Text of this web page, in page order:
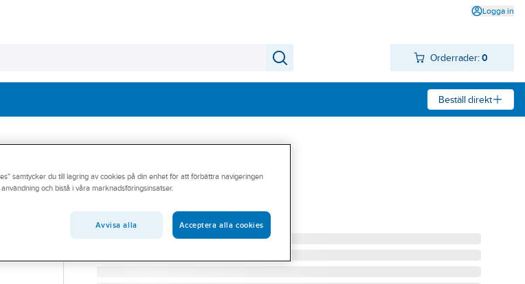
Logga in
Orderrader: 0
Beställ direkt
AQUARENT
UV-Filter ST321, Aquarent
AQUARENT UV-ST321 BAKTERIEFILTER
Artikelnummer: 5584484
samtycker du till lagring av cookies på din enhet för att förbättra navigeringen
och bistå i våra marknadsföringsinsatser.
Avvisa alla Acceptera alla cookies